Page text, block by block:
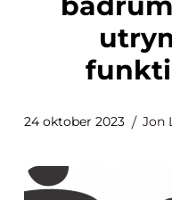
24 oktober 2023 Jon